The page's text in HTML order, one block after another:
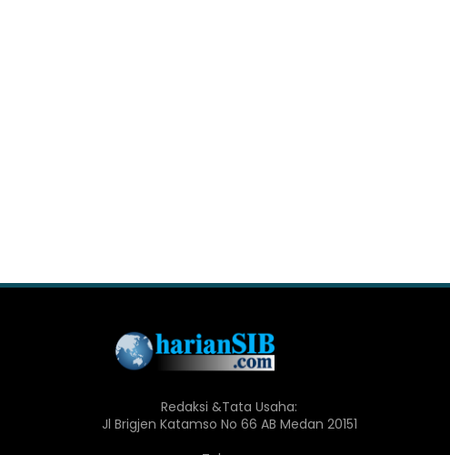
Redaksi &Tata Usaha:
Jl Brigjen Katamso No 66 AB Medan 20151